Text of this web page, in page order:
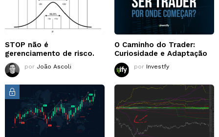
STOP não é
gerenciamento de risco.
por João Ascoli
O Caminho do Trader:
Curiosidade e Adaptação
por Investfy